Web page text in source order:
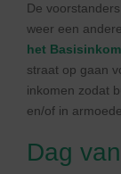
De
weer een
het
straat op gaan
inkomen zodat
en/of in
Dag